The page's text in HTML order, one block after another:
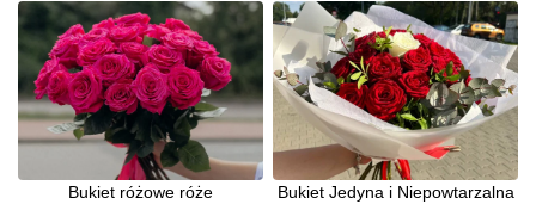
Bukiet różowe róże Bukiet Jedyna i Niepowtarzalna